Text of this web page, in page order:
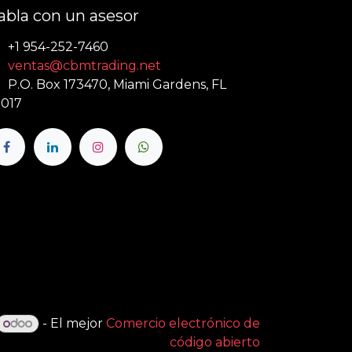
con un asesor
+1 954-252-7460
ventas@cbmtrading.net
P.O. Box 173470, Miami Gardens, FL
- El mejor Comercio electrónico de
código abierto